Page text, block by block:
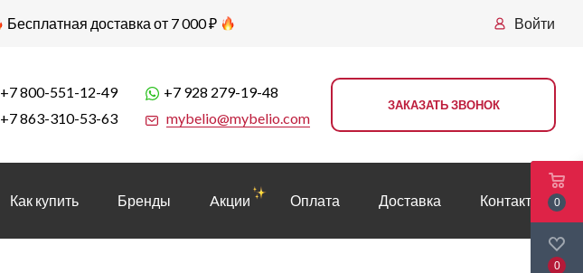
Бесплатная доставка от 7 000 ₽ Войти
+7 800-551-12-49
+7 863-310-53-63
+7 928 279-19-48
mybelio@mybelio.com
ЗАКАЗАТЬ ЗВОНОК
Как купить Бренды Aкции Оплата Доставка Контакты 0
0